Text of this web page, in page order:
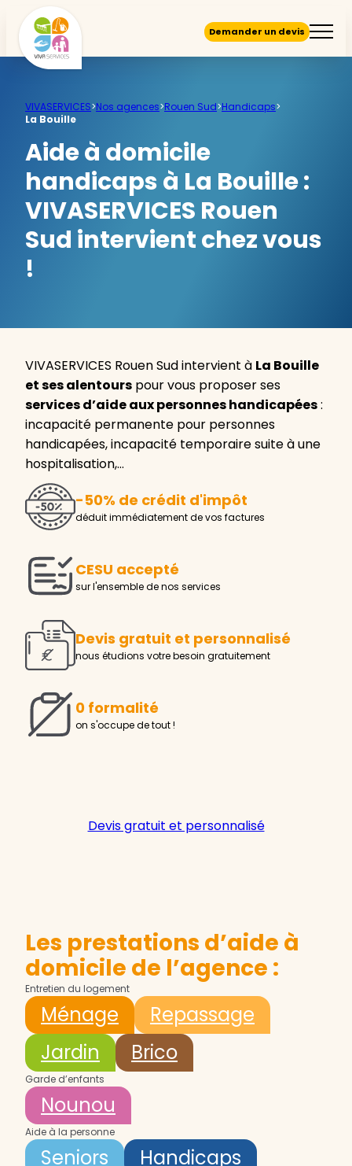
Demander un devis
VIVASERVICES>Nos agences>Rouen Sud>Handicaps>
La Bouille
Aide à domicile
handicaps à La Bouille :
VIVASERVICES Rouen
Sud intervient chez vous
!
VIVASERVICES Rouen Sud intervient à La Bouille
et ses alentours pour vous proposer ses
services d’aide aux personnes handicapées:
incapacité permanente pour personnes
handicapées, incapacité temporaire suite à une
hospitalisation,…
-50% de crédit d'impôt
déduit immédiatement de vos factures
CESU accepté
sur l'ensemble de nos services
Devis gratuit et personnalisé
nous étudions votre besoin gratuitement
0 formalité
on s'occupe de tout !
Devis gratuit et personnalisé
Les prestations d’aide à
domicile de l’agence :
Entretien du logement
Ménage
Repassage
Jardin
Brico
Garde d’enfants
Nounou
Aide à la personne
Seniors Handicaps